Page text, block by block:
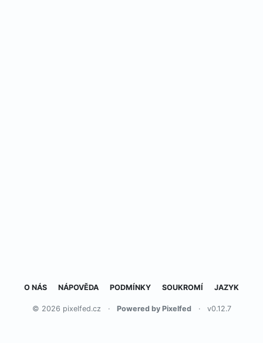
O NÁS NÁPOVĚDA PODMÍNKY SOUKROMÍ JAZYK
© 2026 pixelfed.cz · Powered by Pixelfed · v0.12.7